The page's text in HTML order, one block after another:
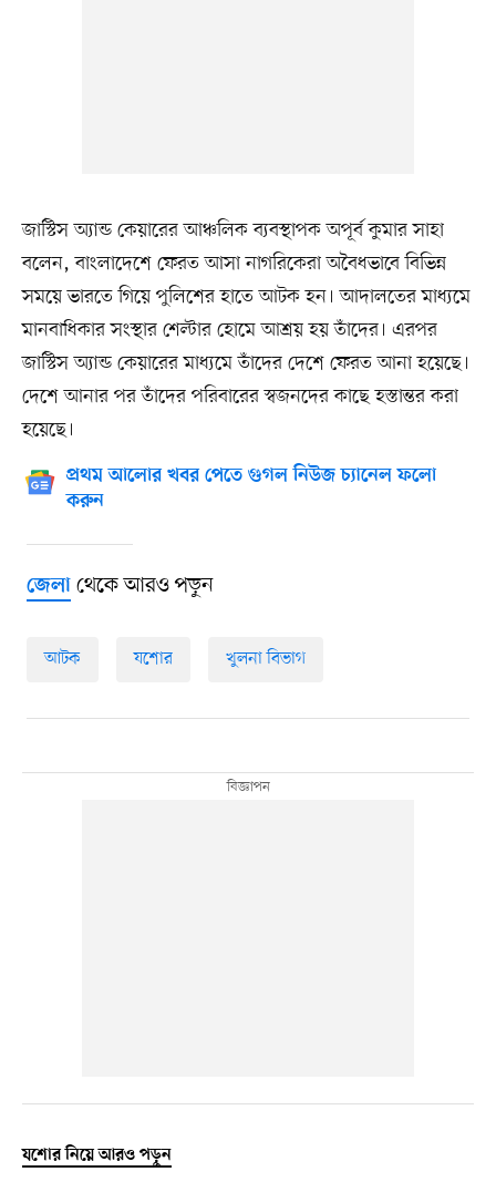
জাস্টিস অ্যান্ড কেয়ারের আঞ্চলিক ব্যবস্থাপক অপূর্ব কুমার সাহা
বলেন, বাংলাদেশে ফেরত আসা নাগরিকেরা অবৈধভাবে বিভিন্ন
সময়ে ভারতে গিয়ে পুলিশের হাতে আটক হন। আদালতের মাধ্যমে
মানবাধিকার সংস্থার শেল্টার হোমে আশ্রয় হয় তাঁদের। এরপর
জাস্টিস অ্যান্ড কেয়ারের মাধ্যমে তাঁদের দেশে ফেরত আনা হয়েছে।
দেশে আনার পর তাঁদের পরিবারের স্বজনদের কাছে হস্তান্তর করা
হয়েছে।
প্রথম আলোর খবর পেতে গুগল নিউজ চ্যানেল ফলো
করুন
জেলাথেকে আরও পড়ুন
আটক যশোর খুলনা বিভাগ
যশোর নিয়ে আরও পড়ুন